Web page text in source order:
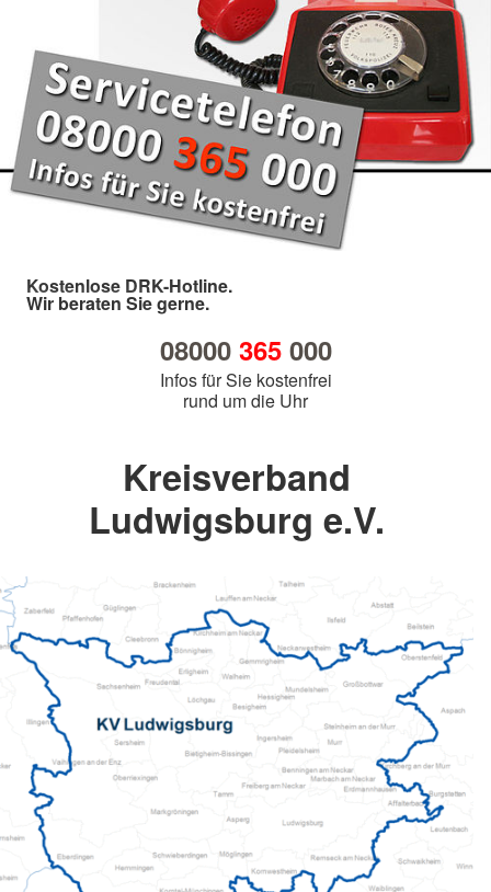
Kostenlose DRK-Hotline.
Wir beraten Sie gerne.
08000 365000
Infos für Sie kostenfrei
rund um die Uhr
Kreisverband
Ludwigsburg e.V.